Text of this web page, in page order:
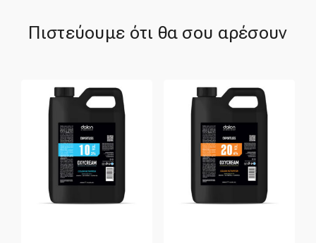
Πιστεύουμε ότι θα σου αρέσουν